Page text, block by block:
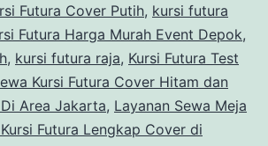
Futura Cover Putih, kursi futura
Futura Harga Murah Event Depok,
, kursi futura raja, Kursi Futura Test
Kursi Futura Cover Hitam dan
Area Jakarta, Layanan Sewa Meja
Futura Lengkap Cover di